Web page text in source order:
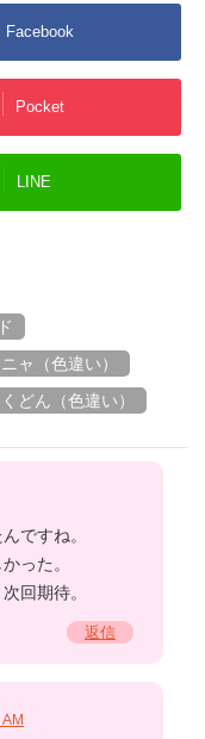
Facebook
Pocket
LINE
ャ（色違い）
どん（色違い）
ですね。
った。
回期待。
返信